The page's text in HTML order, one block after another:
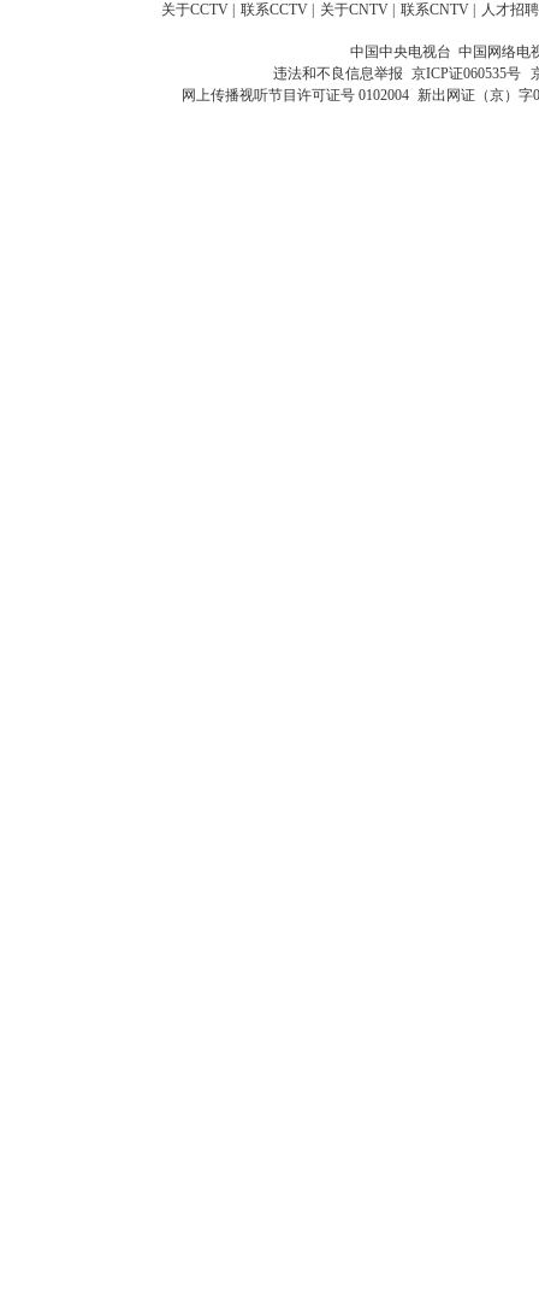
关于CCTV 联系CCTV 关于CNTV 联系CNTV 人才招聘
中国中央电视台 中国网络电
违法和不良信息举报 京ICP证060535号
网上传播视听节目许可证号 0102004 新出网证（京）